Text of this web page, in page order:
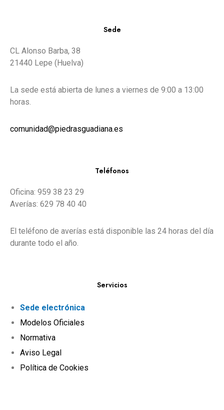
Sede
CL Alonso Barba, 38
21440 Lepe (Huelva)
La sede está abierta de lunes a viernes de 9:00 a 13:00
horas.
comunidad@piedrasguadiana.es
Teléfonos
Oficina: 959 38 23 29
Averías: 629 78 40 40
El teléfono de averías está disponible las 24 horas del día
durante todo el año.
Servicios
Sede electrónica
Modelos Oficiales
Normativa
Aviso Legal
Política de Cookies